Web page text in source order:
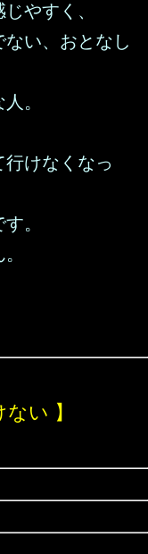
やすく、
い、おとなし
。
けなくなっ
。
い 】